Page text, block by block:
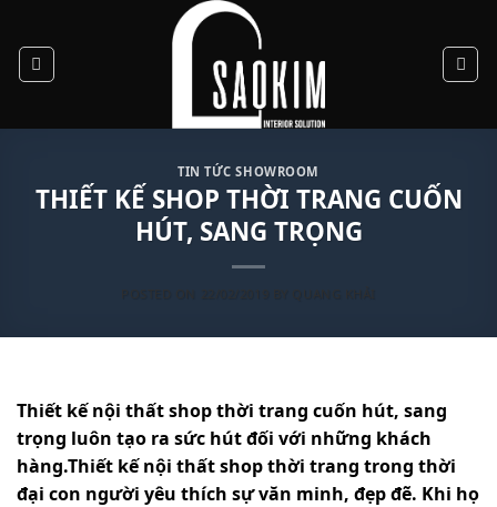
content
TIN TỨC SHOWROOM
THIẾT KẾ SHOP THỜI TRANG CUỐN
HÚT, SANG TRỌNG
Thiết kế nội thất shop thời trang cuốn hút, sang
trọng luôn tạo ra sức hút đối với những khách
hàng.Thiết kế nội thất shop thời trang trong thời
đại con người yêu thích sự văn minh, đẹp đẽ. Khi họ